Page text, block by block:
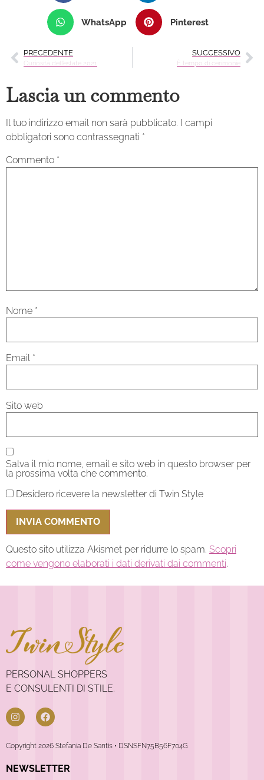
WhatsApp Pinterest
PRECEDENTE
Curiosità dell’estate 2021
SUCCESSIVO
È tempo di cerimonie
Lascia un commento
Il tuo indirizzo email non sarà pubblicato.
I campi
obbligatori sono contrassegnati *
Commento *
Nome *
Email *
Sito web
Salva il mio nome, email e sito web in questo browser per
la prossima volta che commento.
Desidero ricevere la newsletter di Twin Style
Questo sito utilizza Akismet per ridurre lo spam. Scopri
come vengono elaborati i dati derivati dai commenti.
PERSONAL SHOPPERS
E CONSULENTI DI STILE.
Copyright 2026 Stefania De Santis • DSNSFN75B56F704G
NEWSLETTER